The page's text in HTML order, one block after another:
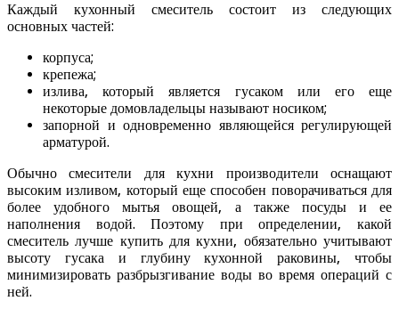
Каждый кухонный смеситель состоит из следующих
основных частей:
корпуса;
крепежа;
излива, который является гусаком или его еще
некоторые домовладельцы называют носиком;
запорной и одновременно являющейся регулирующей
арматурой.
Обычно смесители для кухни производители оснащают
высоким изливом, который еще способен поворачиваться для
более удобного мытья овощей, а также посуды и ее
наполнения водой. Поэтому при определении, какой
смеситель лучше купить для кухни, обязательно учитывают
высоту гусака и глубину кухонной раковины, чтобы
минимизировать разбрызгивание воды во время операций с
ней.